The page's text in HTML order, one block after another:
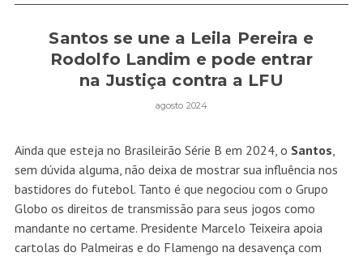
Santos se une a Leila Pereira e
Rodolfo Landim e pode entrar
na Justiça contra a LFU
agosto 2024
Ainda que esteja no Brasileirão Série B em 2024, o Santos,
sem dúvida alguma, não deixa de mostrar sua influência nos
bastidores do futebol. Tanto é que negociou com o Grupo
Globo os direitos de transmissão para seus jogos como
mandante no certame. Presidente Marcelo Teixeira apoia
cartolas do Palmeiras e do Flamengo na desavença com